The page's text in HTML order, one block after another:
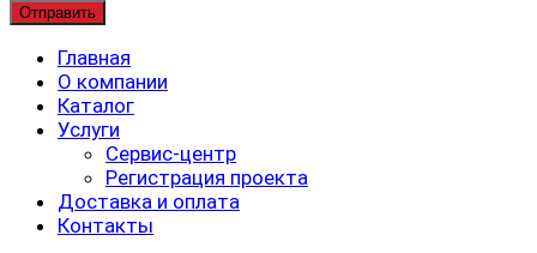
Главная
О компании
Каталог
Услуги
Сервис-центр
Регистрация проекта
Доставка и оплата
Контакты